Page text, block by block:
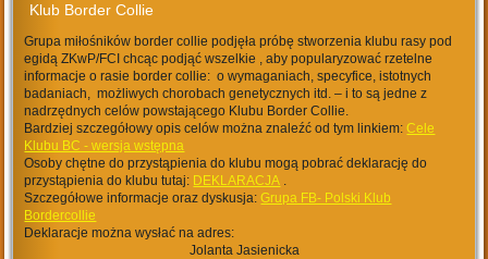
Klub Border Collie
Grupa miłośników border collie podjęła próbę stworzenia klubu rasy pod
egidą ZKwP/FCI chcąc podjąć wszelkie , aby popularyzować rzetelne
informacje o rasie border collie: o wymaganiach, specyfice, istotnych
badaniach, możliwych chorobach genetycznych itd. – i to są jedne z
nadrzędnych celów powstającego Klubu Border Collie.
Bardziej szczegółowy opis celów można znaleźć od tym linkiem:Cele
Klubu BC - wersja wstępna
Osoby chętne do przystąpienia do klubu mogą pobrać deklarację do
przystąpienia do klubu tutaj: DEKLARACJA .
Szczegółowe informacje oraz dyskusja:Grupa FB- Polski Klub
Bordercollie
Deklaracje można wysłać na adres:
Jolanta Jasienicka